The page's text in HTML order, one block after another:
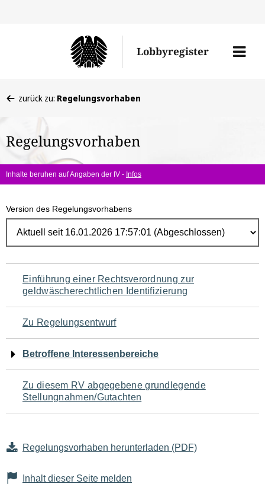
Lobbyregister
Menü
befinden
hier:
zurück zu: Regelungsvorhaben
Regelungsvorhaben
Inhalte beruhen auf Angaben der IV - Infos
Version des Regelungsvorhabens
Navigation
für
den
Seiteninhalt
Einführung einer Rechtsverordnung zur
geldwäscherechtlichen Identifizierung
Zu Regelungsentwurf
Betroffene Interessenbereiche
Zu diesem RV abgegebene grundlegende
Stellungnahmen/Gutachten
Regelungsvorhaben herunterladen (PDF)
Inhalt dieser Seite melden